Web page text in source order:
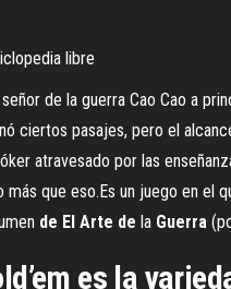
libre
de la guerra Cao Cao a
ciertos pasajes, pero el
atravesado por las
que eso.Es un juego en el
de El Arte de la Guerra
es la